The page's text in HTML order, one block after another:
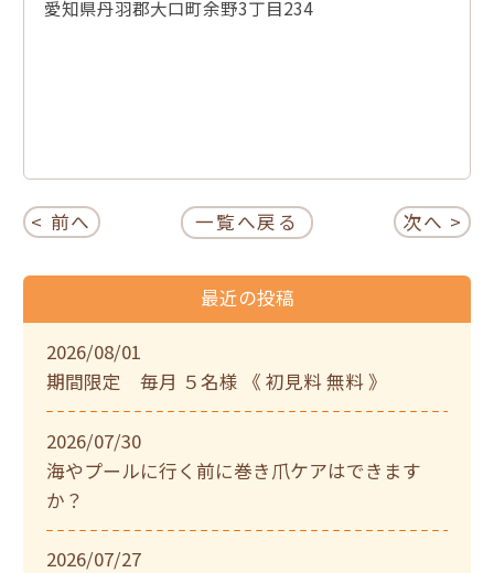
愛知県丹羽郡大口町余野3丁目234
< 前へ 一覧へ戻る 次へ >
最近の投稿
2026/08/01
期間限定 毎月 ５名様 《 初見料 無料 》
2026/07/30
海やプールに行く前に巻き爪ケアはできます
か？
2026/07/27